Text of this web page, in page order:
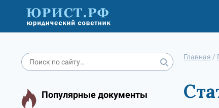
Популярные документы
Главная /